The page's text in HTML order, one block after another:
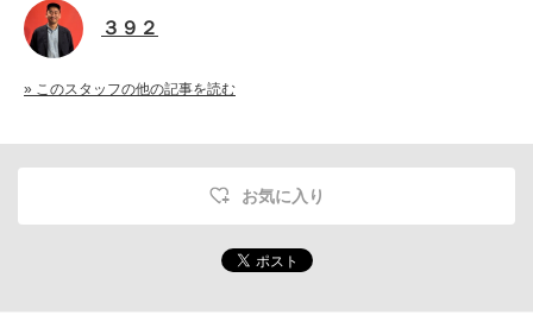
３９２
» このスタッフの他の記事を読む
お気に入り